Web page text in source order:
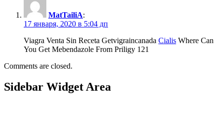
MatTailiA:
17 января, 2020 в 5:04 дп
Viagra Venta Sin Receta Getvigraincanada Cialis Where Can
You Get Mebendazole From Priligy 121
Comments are closed.
Sidebar Widget Area